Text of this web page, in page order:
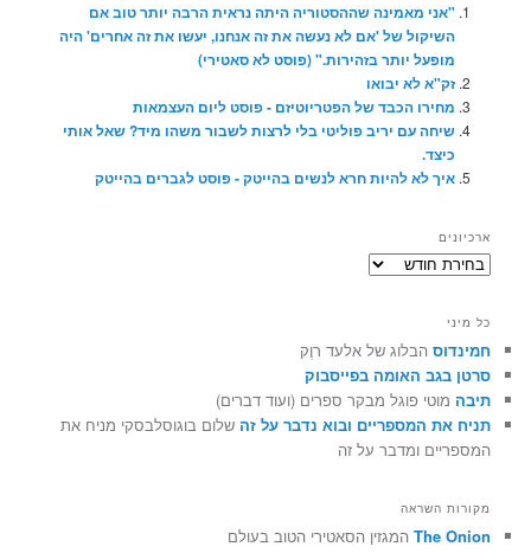
"אני מאמינה שההסטוריה היתה נראית הרבה יותר טוב אם
השיקול של 'אם לא נעשה את זה אנחנו, יעשו את זה אחרים' היה
מופעל יותר בזהירות." (פוסט לא סאטירי)
זק"א לא יבואו
מחירו הכבד של הפטריוטיזם - פוסט ליום העצמאות
שיחה עם יריב פוליטי בלי לרצות לשבור משהו מיד? שאל אותי
כיצד.
איך לא להיות חרא לנשים בהייטק - פוסט לגברים בהייטק
ארכיונים
ארכיונים
כל מיני
חמינדוס הבלוג של אלעד רוֶק
סרטן בגב האומה בפייסבוק
תיבה מוטי פוגל מבקר ספרים (ועוד דברים)
תניח את המספריים ובוא נדבר על זה שלום בוגוסלבסקי מניח את
המספריים ומדבר על זה
מקורות השראה
The Onion המגזין הסאטירי הטוב בעולם